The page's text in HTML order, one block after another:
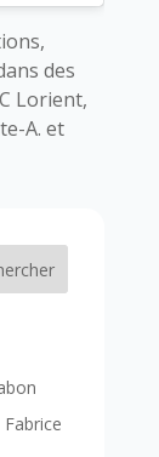
des
Lorient,
A. et
Fabrice